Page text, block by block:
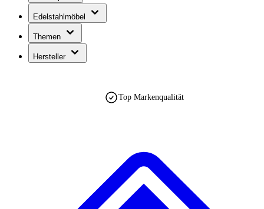
Edelstahlmöbel
Themen
Hersteller
Top Markenqualität